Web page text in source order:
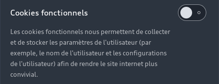
Cookies fonctionnels
Les cookies fonctionnels nous permettent de collecter
et de stocker les paramètres de l'utilisateur (par
exemple, le nom de l'utilisateur et les configurations
de l'utilisateur) afin de rendre le site internet plus
convivial.
disponibles. Vous avez ainsi le choix de vous
déplacer dans le confort d’une Berline premium
comme une Audi A6 ou A7, dans un polyvalent
SUV comme l’Audi A5 ou de profiter de la
souplesse et de la maniabilité de conduite d’une
Citadine Audi A1. Chaque véhicule d’occasion
proposé par Audi Bordeaux dispose des